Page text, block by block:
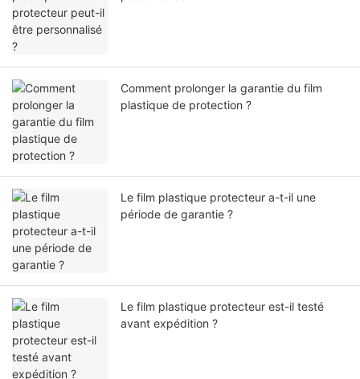
Comment prolonger la garantie du film
plastique de protection ?
Le film plastique protecteur a-t-il une
période de garantie ?
Le film plastique protecteur est-il testé
avant expédition ?